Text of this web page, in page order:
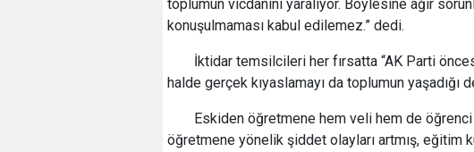
toplumun vicdanını yaralıyor. Böylesine ağır
konuşulmaması kabul edilemez.” dedi.
İktidar temsilcileri her fırsatta “AK Parti
halde gerçek kıyaslamayı da toplumun
Eskiden öğretmene hem veli hem de
öğretmene yönelik şiddet olayları artmış, eğitim